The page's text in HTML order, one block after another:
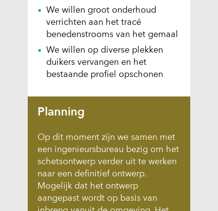
_
b
a
n
n
e
_
e
_
We willen groot onderhoud
verrichten aan het tracé
benedenstrooms van het gemaal
We willen op diverse plekken
duikers vervangen en het
bestaande profiel opschonen
Planning
Op dit moment zijn we samen met
een ingenieursbureau bezig om het
schetsontwerp verder uit te werken
naar een definitief ontwerp.
Mogelijk dat het ontwerp
aangepast wordt op basis van